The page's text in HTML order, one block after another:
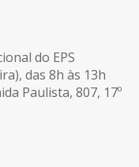
do EPS
das 8h às 13h
Paulista, 807, 17º